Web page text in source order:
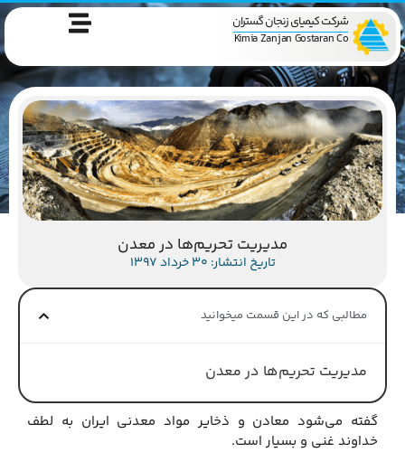
شرکت کیمیای زنجان گستران
Kimia Zanjan Gostaran Co
مدیریت تحریم‌ها در معدن
تاریخ انتشار: 30 خرداد 1397
مطالبی که در این قسمت میخوانید
مدیریت تحریم‌ها در معدن
گفته می‌شود معادن و ذخایر مواد معدنی ایران به لطف
خداوند غنی و بسیار است.